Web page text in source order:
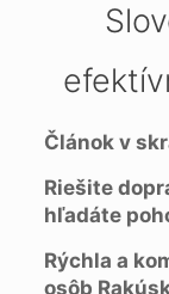
Článok v
Riešite
hľadáte
Rýchla a
osôb